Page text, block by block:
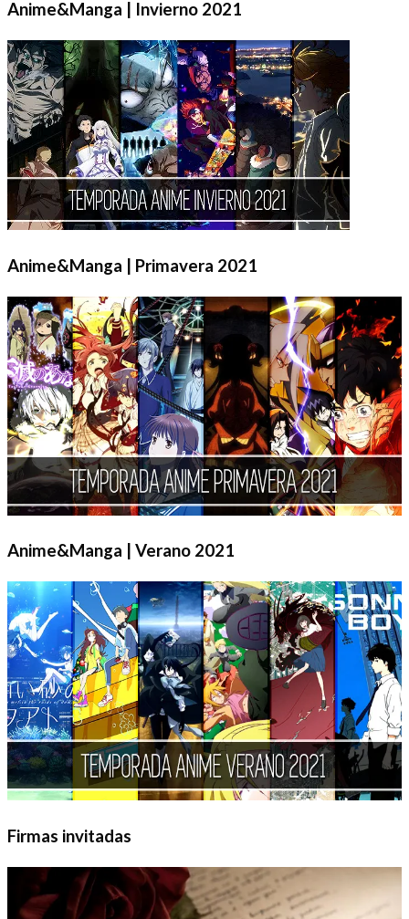
Anime&Manga | Invierno 2021
Anime&Manga | Primavera 2021
Anime&Manga | Verano 2021
Firmas invitadas